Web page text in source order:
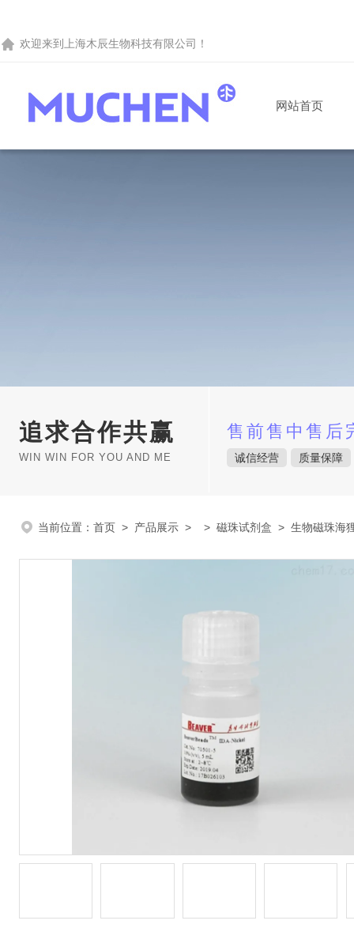
欢迎来到 上海木辰生物科技有限公司 ！
网站首页
追求合作共赢
WIN WIN FOR YOU AND ME
售前售中售后
诚信经营 质量保障
当前位置： 首页 > 产品展示 > > 磁珠试剂盒 > 生物磁珠海